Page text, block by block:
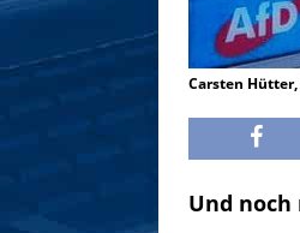
Carsten
Und